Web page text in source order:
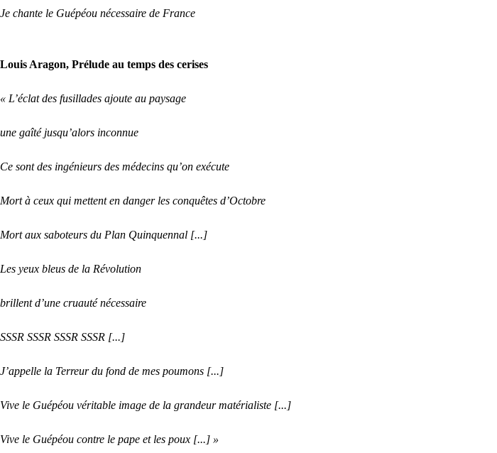
Je chante le Guépéou nécessaire de France
Louis Aragon, Prélude au temps des cerises
« L’éclat des fusillades ajoute au paysage
une gaîté jusqu’alors inconnue
Ce sont des ingénieurs des médecins qu’on exécute
Mort à ceux qui mettent en danger les conquêtes d’Octobre
Mort aux saboteurs du Plan Quinquennal [...]
Les yeux bleus de la Révolution
brillent d’une cruauté nécessaire
SSSR SSSR SSSR SSSR [...]
J’appelle la Terreur du fond de mes poumons [...]
Vive le Guépéou véritable image de la grandeur matérialiste [...]
Vive le Guépéou contre le pape et les poux [...] »